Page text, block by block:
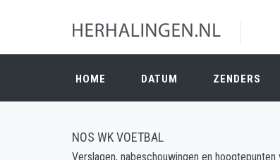
HOME DATUM ZENDERS
NOS WK VOETBAL
Verslagen, nabeschouwingen en